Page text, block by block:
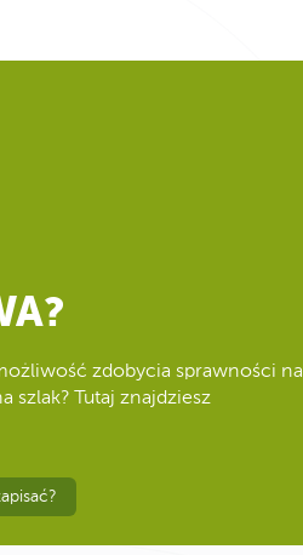
zdobycia sprawności na
szlak? Tutaj znajdziesz